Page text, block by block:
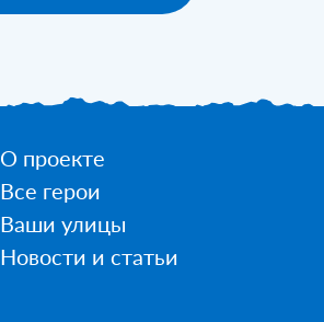
О проекте
Все герои
Ваши улицы
Новости и статьи